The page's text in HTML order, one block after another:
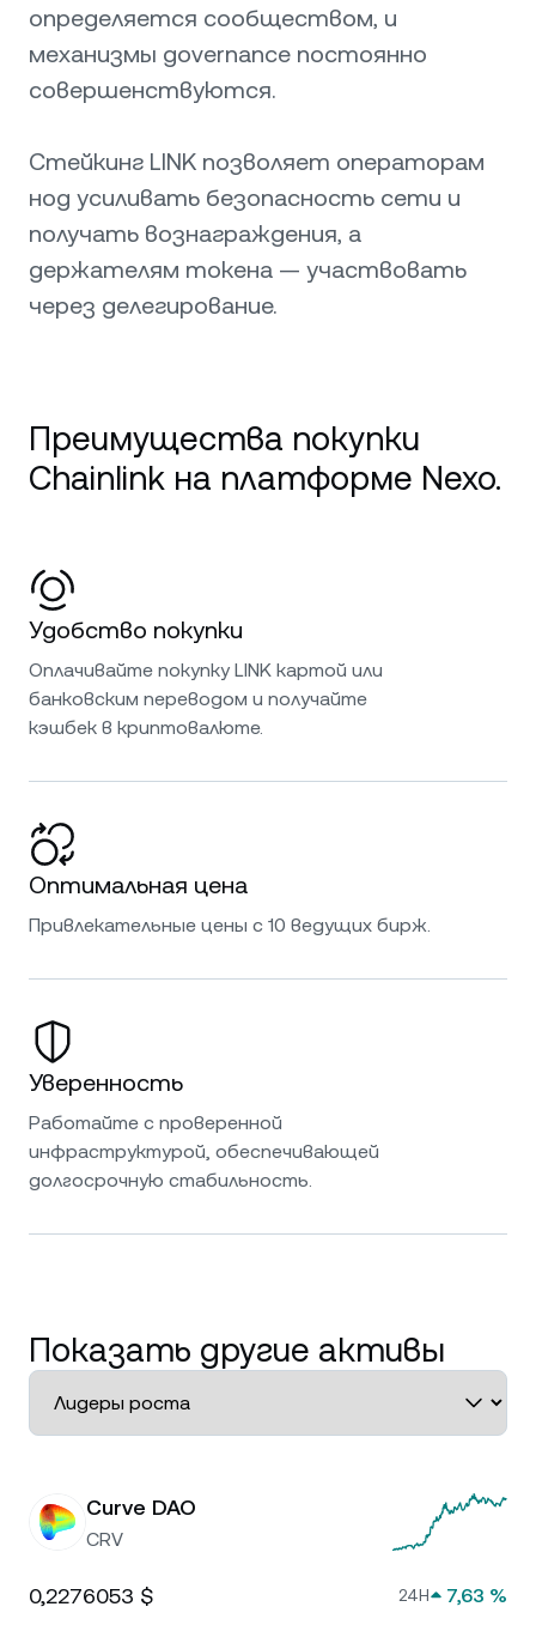
определяется сообществом, и
механизмы governance постоянно
совершенствуются.
Стейкинг LINK позволяет операторам
нод усиливать безопасность сети и
получать вознаграждения, а
держателям токена — участвовать
через делегирование.
Преимущества покупки
Chainlink на платформе Nexo.
Удобство покупки
Оплачивайте покупку LINK картой или
банковским переводом и получайте
кэшбек в криптовалюте.
Оптимальная цена
Привлекательные цены с 10 ведущих бирж.
Уверенность
Работайте с проверенной
инфраструктурой, обеспечивающей
долгосрочную стабильность.
Показать другие активы
Curve DAO
CRV
0,2276053 $ 24H 7,63 %